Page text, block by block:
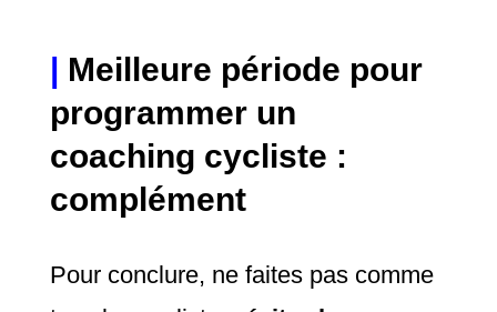
Meilleure période pour
programmer un
coaching cycliste :
complément
Pour conclure, ne faites pas comme